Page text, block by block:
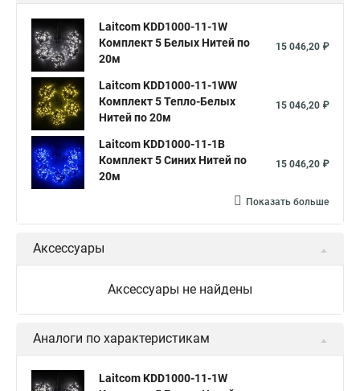
Laitcom KDD1000-11-1W
Комплект 5 Белых Нитей по
20м
15 046,20 ₽
Laitcom KDD1000-11-1WW
Комплект 5 Тепло-Белых
Нитей по 20м
15 046,20 ₽
Laitcom KDD1000-11-1B
Комплект 5 Синих Нитей по
20м
15 046,20 ₽
Показать больше
Аксессуары
Аксессуары не найдены
Аналоги по характеристикам
Laitcom KDD1000-11-1W